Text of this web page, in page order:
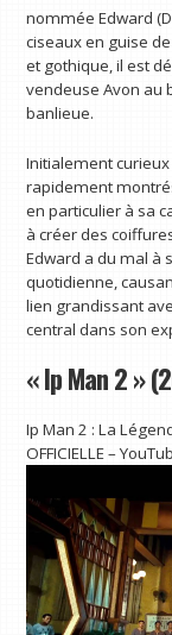
nommée Edward
ciseaux en guise
et gothique, il est
vendeuse Avon au
banlieue.
Initialement
rapidement
en particulier à sa
à créer des
Edward a du mal à
quotidienne,
lien grandissant
central dans son
« Ip Man 2 »
Ip Man 2 : La
OFFICIELLE –